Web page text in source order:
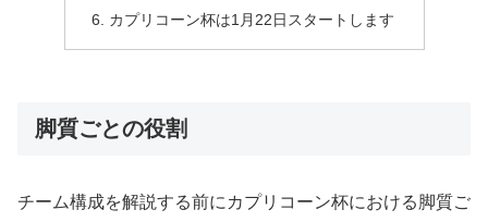
カプリコーン杯は1月22日スタートします
脚質ごとの役割
チーム構成を解説する前にカプリコーン杯における脚質ご